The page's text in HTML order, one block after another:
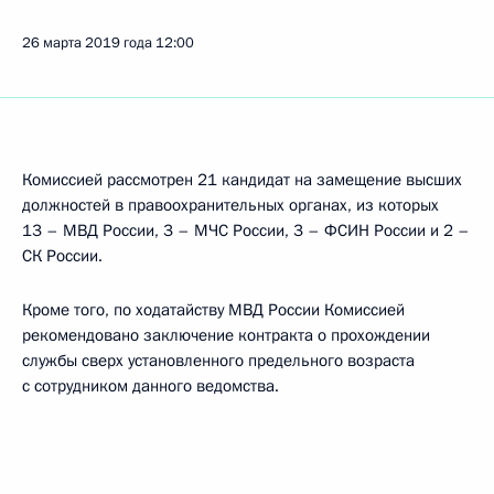
26 марта 2019 года 12:00
Комиссией рассмотрен 21 кандидат на замещение высших
должностей в правоохранительных органах, из которых
13 – МВД России, 3 – МЧС России, 3 – ФСИН России и 2 –
СК России.
Кроме того, по ходатайству МВД России Комиссией
рекомендовано заключение контракта о прохождении
службы сверх установленного предельного возраста
с сотрудником данного ведомства.